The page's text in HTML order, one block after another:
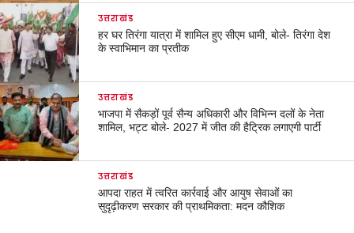
उत्तराखंड
हर घर तिरंगा यात्रा में शामिल हुए सीएम धामी, बोले- तिरंगा देश
के स्वाभिमान का प्रतीक
उत्तराखंड
भाजपा में सैकड़ों पूर्व सैन्य अधिकारी और विभिन्न दलों के नेता
शामिल, भट्ट बोले- 2027 में जीत की हैट्रिक लगाएगी पार्टी
उत्तराखंड
आपदा राहत में त्वरित कार्रवाई और आयुष सेवाओं का
सुदृढ़ीकरण सरकार की प्राथमिकता: मदन कौशिक